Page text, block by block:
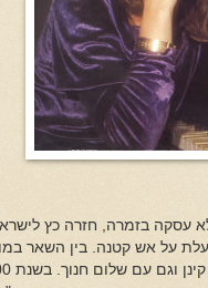
הייתה בארץ ולא עסקה בזמרה, חזרה
על אש קטנה. בין השאר